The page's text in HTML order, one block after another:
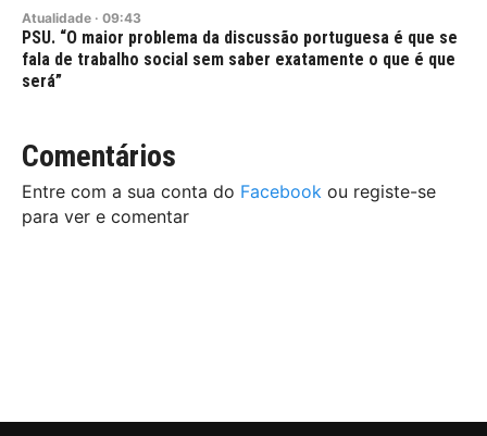
Atualidade · 09:43
PSU. “O maior problema da discussão portuguesa é que se
fala de trabalho social sem saber exatamente o que é que
será”
Comentários
Entre com a sua conta do Facebook ou registe-se
para ver e comentar